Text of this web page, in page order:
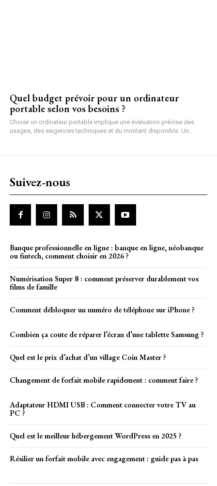
Quel budget prévoir pour un ordinateur
portable selon vos besoins ?
Choisir un ordinateur portable implique une évaluation précise des
usages, des exigences techniques et du montant disponible. Un...
Suivez-nous
Banque professionnelle en ligne : banque en ligne, néobanque
ou fintech, comment choisir en 2026 ?
Numérisation Super 8 : comment préserver durablement vos
films de famille
Comment débloquer un numéro de téléphone sur iPhone ?
Combien ça coute de réparer l’écran d’une tablette Samsung ?
Quel est le prix d’achat d’un village Coin Master ?
Changement de forfait mobile rapidement : comment faire ?
Adaptateur HDMI USB : Comment connecter votre TV au
PC ?
Quel est le meilleur hébergement WordPress en 2025 ?
Résilier un forfait mobile avec engagement : guide pas à pas